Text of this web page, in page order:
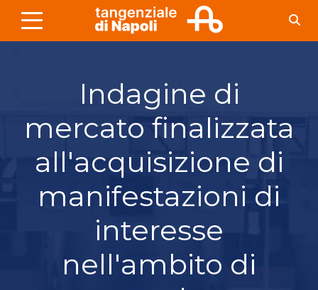
Skip to Main Content
Indagine di
mercato finalizzata
all'acquisizione di
manifestazioni di
interesse
nell'ambito di